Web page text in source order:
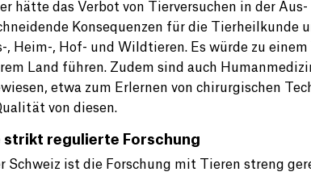
hätte das Verbot von Tierversuchen in der
Konsequenzen für die Tierheilkunde
, Heim-, Hof- und Wildtieren. Es würde zu
Land führen. Zudem sind auch
etwa zum Erlernen von chirurgischen
von diesen.
strikt regulierte Forschung
Schweiz ist die Forschung mit Tieren streng